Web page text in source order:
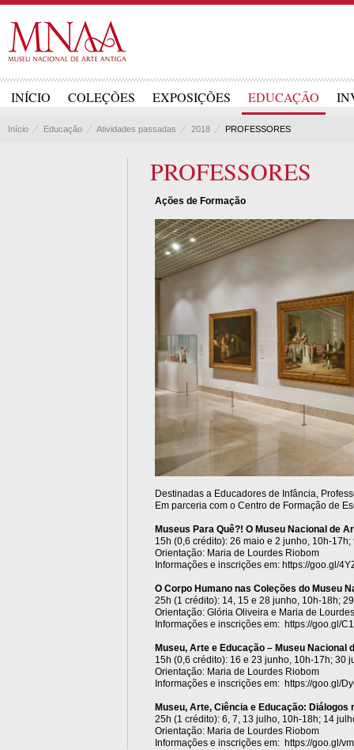
INÍCIO COLEÇÕES EXPOSIÇÕES EDUCAÇÃO
Início Educação Atividades passadas 2018 PROFESSORES
PROFESSORES
Ações de Formação
Destinadas a Educadores de Infância,
Em parceria com o Centro de Formação de
Museus Para Quê?! O Museu Nacional de
15h (0,6 crédito): 26 maio e 2 junho, 10h-
Orientação: Maria de Lourdes Riobom
Informações e inscrições em: https://goo.gl/
O Corpo Humano nas Coleções do Museu
25h (1 crédito): 14, 15 e 28 junho, 10h-18h;
Orientação: Glória Oliveira e Maria de
Informações e inscrições em: https://goo.gl/
Museu, Arte e Educação – Museu Nacional
15h (0,6 crédito): 16 e 23 junho, 10h-17h; 30
Orientação: Maria de Lourdes Riobom
Informações e inscrições em: https://goo.gl/
Museu, Arte, Ciência e Educação:
25h (1 crédito): 6, 7, 13 julho, 10h-18h; 14
Orientação: Maria de Lourdes Riobom
Informações e inscrições em: https://goo.gl/